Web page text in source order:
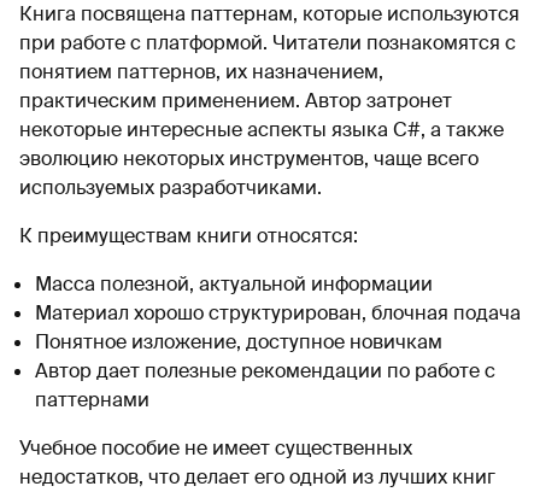
Книга посвящена паттернам, которые используются
при работе с платформой. Читатели познакомятся с
понятием паттернов, их назначением,
практическим применением. Автор затронет
некоторые интересные аспекты языка С#, а также
эволюцию некоторых инструментов, чаще всего
используемых разработчиками.
К преимуществам книги относятся:
Масса полезной, актуальной информации
Материал хорошо структурирован, блочная подача
Понятное изложение, доступное новичкам
Автор дает полезные рекомендации по работе с
паттернами
Учебное пособие не имеет существенных
недостатков, что делает его одной из лучших книг